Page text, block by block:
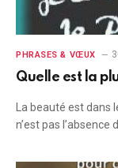
PHRASES & VŒUX
Quelle est la
La beauté est dans
n’est pas l’absence